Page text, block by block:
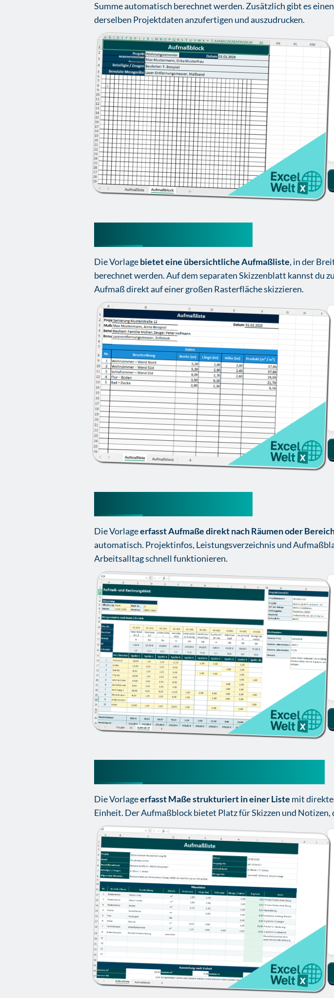
Summe automatisch berechnet werden. Zusätzlich gibt es einen
derselben Projektdaten anzufertigen und auszudrucken.
Die Vorlagebietet eine übersichtliche Aufmaßliste, in der
berechnet werden. Auf dem separaten Skizzenblatt kannst du
Aufmaß direkt auf einer großen Rasterfläche skizzieren.
Die Vorlageerfasst Aufmaße direkt nach Räumen oder
automatisch. Projektinfos, Leistungsverzeichnis und
Arbeitsalltag schnell funktionieren.
Die Vorlageerfasst Maße strukturiert in einer Liste mit
Einheit. Der Aufmaßblock bietet Platz für Skizzen und